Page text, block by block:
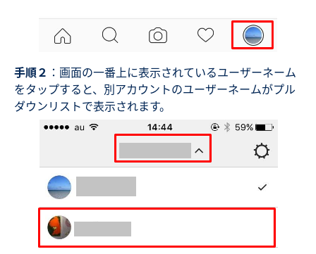
手順２ ：画面の一番上に表示されているユーザーネーム
をタップすると、別アカウントのユーザーネームがプル
ダウンリストで表示されます。